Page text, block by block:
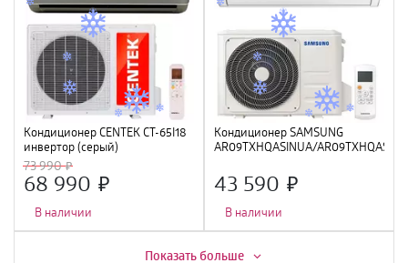
Кондиционер CENTEK CT-65I18
инвертор (серый)
(5400/5580W) 4D, 4 фильтра,
УФ лампа, R32, A++
73 990
68 990
В наличии
Кондиционер SAMSUNG
AR09TXHQASINUA/
43 590
В наличии
Скидка - 13%
Показать больше